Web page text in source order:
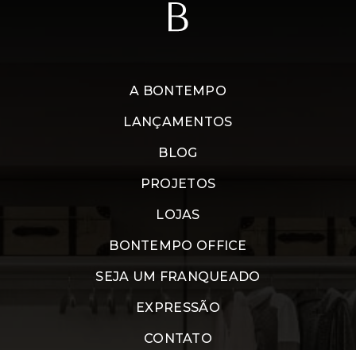
A BONTEMPO
LANÇAMENTOS
BLOG
PROJETOS
LOJAS
BONTEMPO OFFICE
SEJA UM FRANQUEADO
EXPRESSÃO
CONTATO